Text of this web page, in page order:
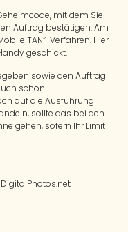
mit dem Sie
Auftrag bestätigen. Am
TAN“-Verfahren. Hier
geschickt.
sowie den Auftrag
schon
auf die Ausführung
sollte das bei den
gehen, sofern Ihr Limit